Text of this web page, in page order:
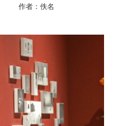
作者：佚名